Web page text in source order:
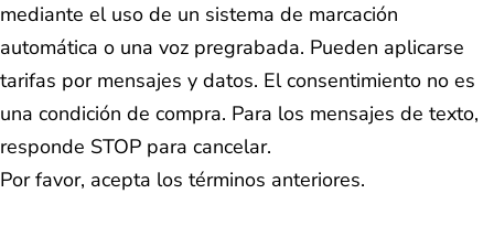
mediante el uso de un sistema de marcación
automática o una voz pregrabada. Pueden aplicarse
tarifas por mensajes y datos. El consentimiento no es
una condición de compra. Para los mensajes de texto,
responde STOP para cancelar.
Por favor, acepta los términos anteriores.